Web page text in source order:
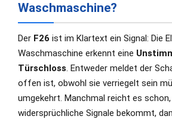
Waschmaschine?
Der F26 ist im Klartext ein Signal: Die
Waschmaschine erkennt eine
Türschloss. Entweder meldet der
offen ist, obwohl sie verriegelt sein
umgekehrt. Manchmal reicht es
widersprüchliche Signale bekommt,